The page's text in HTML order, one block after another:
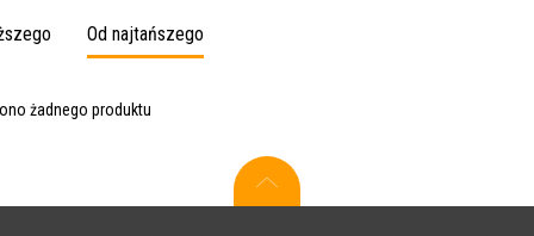
Od najtańszego
żadnego produktu